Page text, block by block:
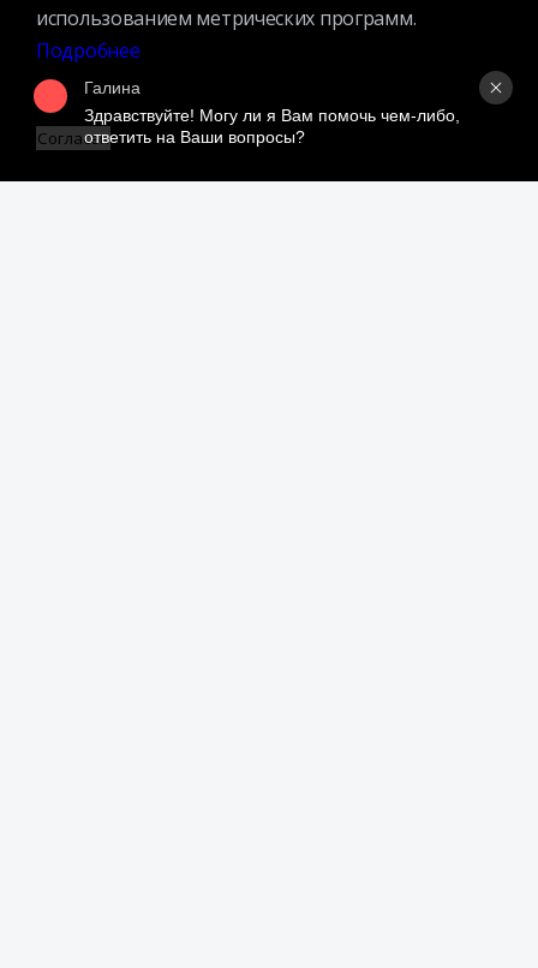
Организационная структура
Адрес:
109240, г. Москва, ул. Николоямская, д. 1Посмотреть на карте
использованием метрических программ.
Подробнее
Согласен
Галина
Здравствуйте! Могу ли я Вам помочь чем-либо,
ответить на Ваши вопросы?